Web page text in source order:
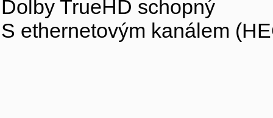
Dolby TrueHD schopný
S ethernetovým kanálem